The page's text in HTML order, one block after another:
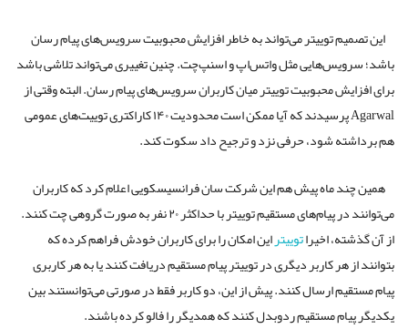
این تصمیم توییتر می‌تواند به خاطر افزایش محبوبیت سرویس‌های پیام رسان
باشد؛ سرویس‌هایی مثل واتس‌اپ و اسنپ‌چت. چنین تغییری می‌تواند تلاشی باشد
برای افزایش محبوبیت توییتر میان کاربران سرویس‌های پیام رسان. البته وقتی از
Agarwal پرسیدند که آیا ممکن است محدودیت ۱۴۰ کاراکتری توییت‌های عمومی
هم برداشته شود، حرفی نزد و ترجیح داد سکوت کند.
همین چند ماه پیش هم این شرکت سان فرانسیسکویی اعلام کرد که کاربران
می‌توانند در پیام‌های مستقیم توییتر با حداکثر ۲۰ نفر به صورت گروهی چت کنند.
از آن گذشته، اخیراتوییتراین امکان را برای کاربران خودش فراهم کرده که
بتوانند از هر کاربر دیگری در توییتر پیام مستقیم دریافت کنند یا به هر کاربری
پیام مستقیم ارسال کنند. پیش از این، دو کاربر فقط در صورتی می‌توانستند بین
یکدیگر پیام مستقیم ردوبدل کنند که همدیگر را فالو کرده باشند.